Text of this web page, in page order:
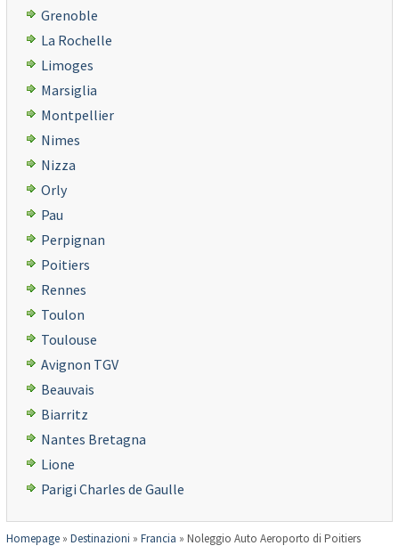
Grenoble
La Rochelle
Limoges
Marsiglia
Montpellier
Nimes
Nizza
Orly
Pau
Perpignan
Poitiers
Rennes
Toulon
Toulouse
Avignon TGV
Beauvais
Biarritz
Nantes Bretagna
Lione
Parigi Charles de Gaulle
Homepage » Destinazioni » Francia » Noleggio Auto Aeroporto di Poitiers